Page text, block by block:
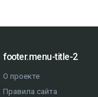
footer.menu-title-2
О проекте
Правила сайта